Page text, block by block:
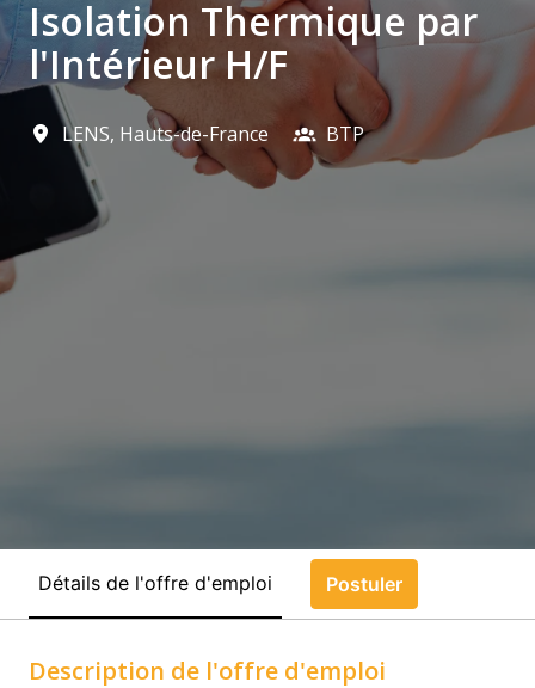
Isolation Thermique par
l'Intérieur H/F
LENS, Hauts-de-France BTP
Détails de l'offre d'emploi Postuler
Description de l'offre d'emploi